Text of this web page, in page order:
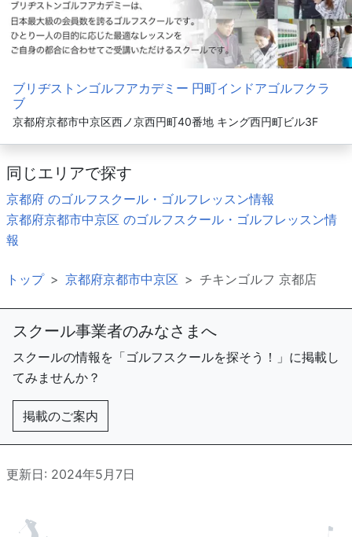
ブリヂストンゴルフアカデミー 円町インドアゴルフクラ
ブ
京都府京都市中京区西ノ京西円町40番地 キング西円町ビル3F
同じエリアで探す
京都府 のゴルフスクール・ゴルフレッスン情報
京都府京都市中京区 のゴルフスクール・ゴルフレッスン情
報
トップ 京都府京都市中京区 チキンゴルフ 京都店
スクール事業者のみなさまへ
スクールの情報を「ゴルフスクールを探そう！」に掲載し
てみませんか？
掲載のご案内
更新日: 2024年5月7日